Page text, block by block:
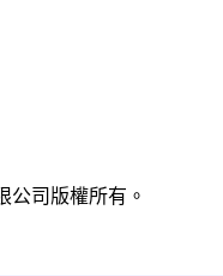
公司版權所有。​​